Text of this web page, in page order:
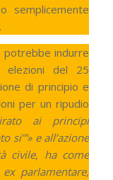
semplicemente
potrebbe indurre
elezioni del 25
di principio e
per un ripudio
ai principi
si’”» e all’azione
civile, ha come
parlamentare,